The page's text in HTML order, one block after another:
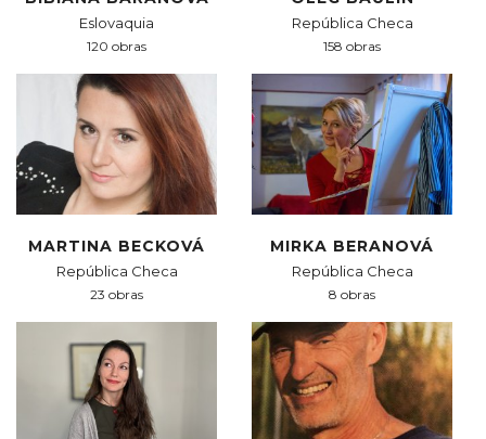
Eslovaquia
120 obras
República Checa
158 obras
MARTINA BECKOVÁ
República Checa
23 obras
MIRKA BERANOVÁ
República Checa
8 obras